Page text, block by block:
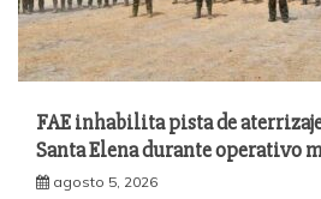
FAE inhabilita pista de
Santa Elena durante operativo
agosto 5, 2026